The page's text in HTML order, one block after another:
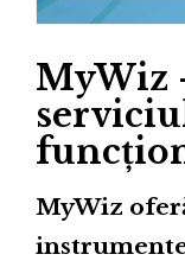
MyWiz
MyWiz